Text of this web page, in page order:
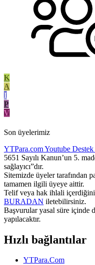
K
A
I
P
V
Son üyelerimiz
YTPara.comYoutube
5651 Sayılı Kanun’un 5.
sağlayıcı”dır.
Sitemizde üyeler tarafından
tamamen ilgili üyeye aittir.
Telif veya hak ihlali içerdiğini
BURADAN iletebilirsiniz.
Başvurular yasal süre içinde
yapılacaktır.
Hızlı bağlantılar
YTPara.Com